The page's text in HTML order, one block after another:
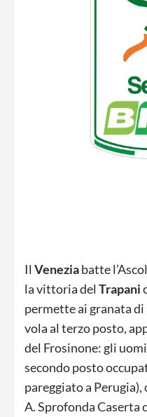
Il Veneziabatte
la vittoria del Trapani
permette ai granata di
vola al terzo posto,
del Frosinone: gli
secondo posto
pareggiato a
A. Sprofonda Caserta